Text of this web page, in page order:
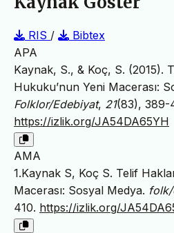
RIS /
Bibtex
APA
Kaynak, S., & Koç, S. (2015).
Hukuku’nun Yeni Macerası:
Folklor/Edebiyat, 21(83), 389-
https://izlik.org/JA54DA65YH
AMA
1.Kaynak S, Koç S. Telif
Macerası: Sosyal Medya.
410. https://izlik.org/